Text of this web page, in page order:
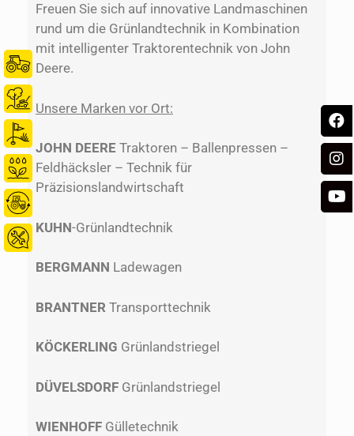
Freuen Sie sich auf innovative Landmaschinen
rund um die Grünlandtechnik in Kombination
mit intelligenter Traktorentechnik von John
Deere.
Unsere Marken vor Ort:
JOHN DEERE Traktoren – Ballenpressen –
Feldhäcksler – Technik für
Präzisionslandwirtschaft
KUHN-Grünlandtechnik
BERGMANN Ladewagen
BRANTNER Transporttechnik
KÖCKERLING Grünlandstriegel
DÜVELSDORF Grünlandstriegel
WIENHOFF Gülletechnik